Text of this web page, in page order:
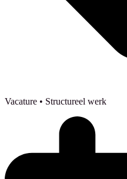
Vacature • Structureel werk